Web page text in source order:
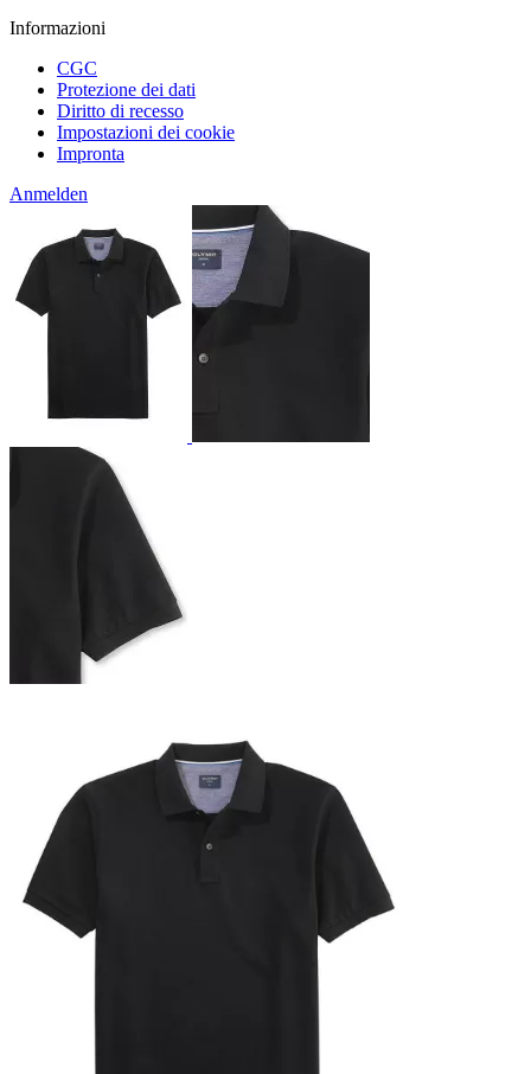
Informazioni
CGC
Protezione dei dati
Diritto di recesso
Impostazioni dei cookie
Impronta
Anmelden